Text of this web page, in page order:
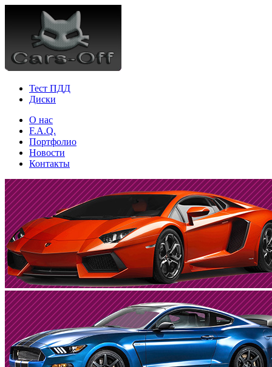
Тест ПДД
Диски
О нас
F.A.Q.
Портфолио
Новости
Контакты